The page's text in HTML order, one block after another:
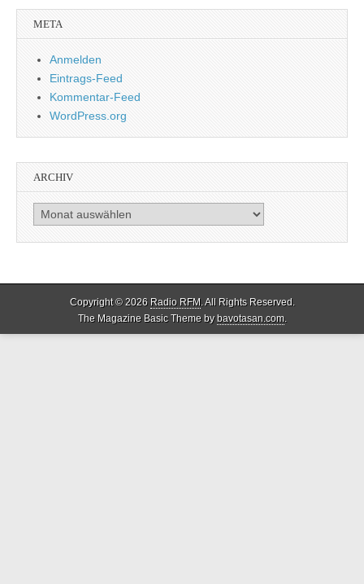
META
Anmelden
Eintrags-Feed
Kommentar-Feed
WordPress.org
ARCHIV
Archiv
Copyright © 2026 Radio RFM. All Rights Reserved.
The Magazine Basic Theme bybavotasan.com.